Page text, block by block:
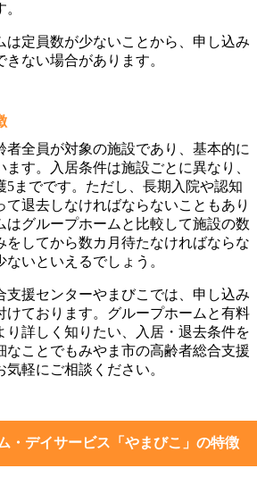
は定員数が少ないことから、申し込み
ない場合があります。
者全員が対象の施設であり、基本的に
す。入居条件は施設ごとに異なり、
5までです。ただし、長期入院や認知
て退去しなければならないこともあり
はグループホームと比較して施設の数
をしてから数カ月待たなければならな
いといえるでしょう。
支援センターやまびこでは、申し込み
けております。グループホームと有料
り詳しく知りたい、入居・退去条件を
なことでもみやま市の高齢者総合支援
軽にご相談ください。
・デイサービス「やまびこ」の特徴